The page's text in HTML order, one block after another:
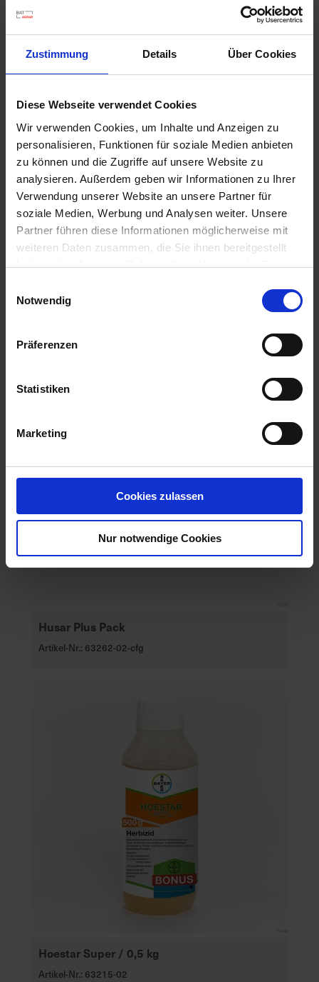
Zustimmung Details Über Cookies
Diese Webseite verwendet Cookies
Wir verwenden Cookies, um Inhalte und Anzeigen zu
personalisieren, Funktionen für soziale Medien anbieten
zu können und die Zugriffe auf unsere Website zu
analysieren. Außerdem geben wir Informationen zu Ihrer
Verwendung unserer Website an unsere Partner für
soziale Medien, Werbung und Analysen weiter. Unsere
Partner führen diese Informationen möglicherweise mit
weiteren Daten zusammen, die Sie ihnen bereitgestellt
haben oder die sie im Rahmen Ihrer Nutzung der Dienste
Notwendig
Präferenzen
Statistiken
Marketing
Cookies zulassen
Nur notwendige Cookies
Fabulis OD / 10 l
Husar Plus Pack
Artikel-Nr.: 63262-02-cfg
Hoestar Super / 0,5 kg
Artikel-Nr.: 63215-02